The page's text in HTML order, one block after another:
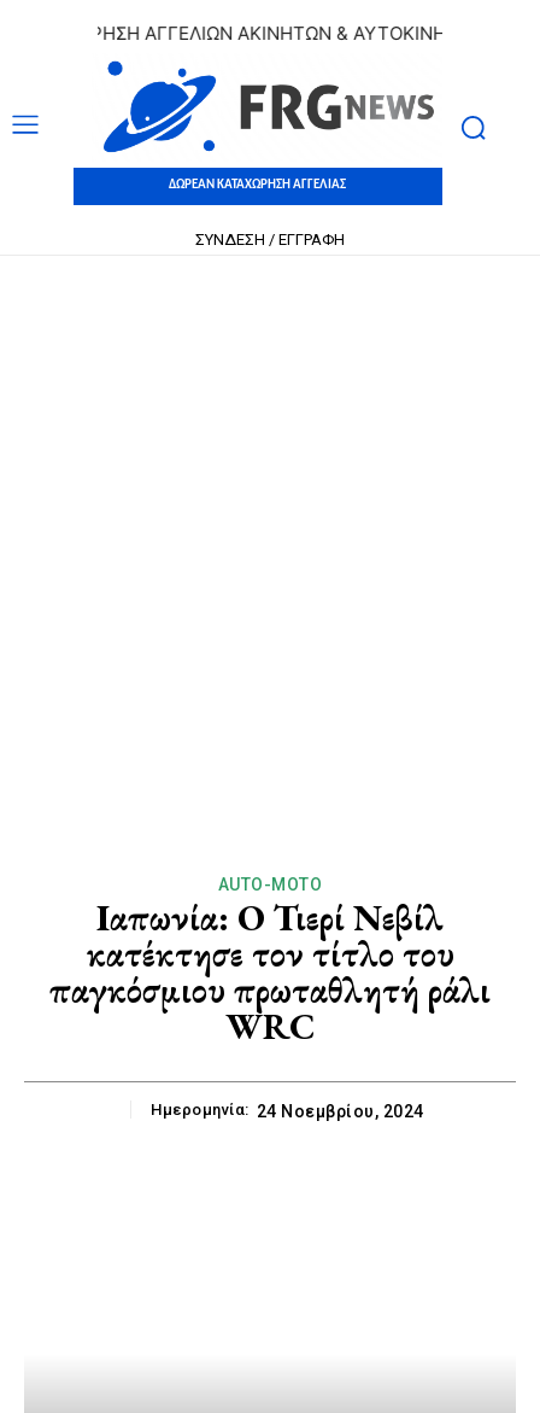
ΑΓΓΕΛΙΩΝ ΑΚΙΝΗΤΩΝ & ΑΥΤΟΚΙΝΗΤΩΝ |
ΔΩΡΕΑΝ ΚΑΤΑΧΩΡΗΣΗ ΑΓΓΕΛΙΑΣ
ΣΥΝΔΕΣΗ / ΕΓΓΡΑΦΗ
AUTO-MOTO
Ιαπωνία: Ο Τιερί Νεβίλ
κατέκτησε τον τίτλο του
παγκόσμιου πρωταθλητή ράλι
WRC
Ημερομηνία: 24 Νοεμβρίου, 2024